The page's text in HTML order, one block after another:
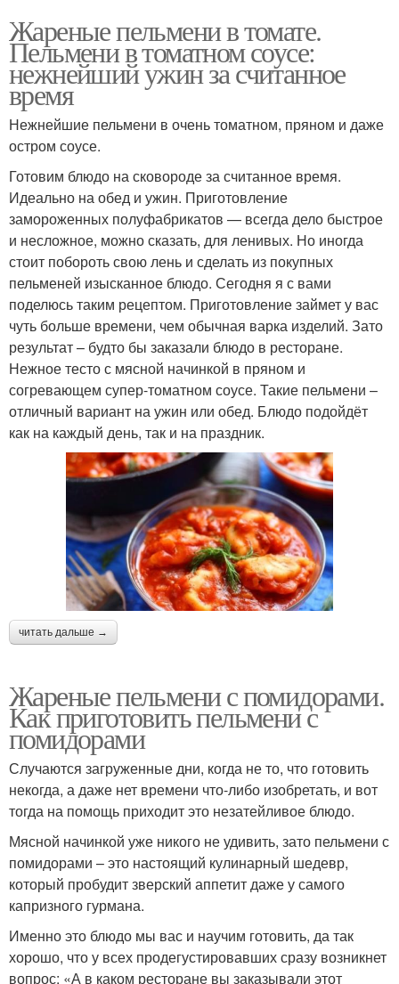
Жареные пельмени в томате.
Пельмени в томатном соусе:
нежнейший ужин за считанное
время
Нежнейшие пельмени в очень томатном, пряном и даже
остром соусе.
Готовим блюдо на сковороде за считанное время.
Идеально на обед и ужин. Приготовление
замороженных полуфабрикатов — всегда дело быстрое
и несложное, можно сказать, для ленивых. Но иногда
стоит побороть свою лень и сделать из покупных
пельменей изысканное блюдо. Сегодня я с вами
поделюсь таким рецептом. Приготовление займет у вас
чуть больше времени, чем обычная варка изделий. Зато
результат – будто бы заказали блюдо в ресторане.
Нежное тесто с мясной начинкой в пряном и
согревающем супер-томатном соусе. Такие пельмени –
отличный вариант на ужин или обед. Блюдо подойдёт
как на каждый день, так и на праздник.
читать дальше →
Жареные пельмени с помидорами.
Как приготовить пельмени с
помидорами
Случаются загруженные дни, когда не то, что готовить
некогда, а даже нет времени что-либо изобретать, и вот
тогда на помощь приходит это незатейливое блюдо.
Мясной начинкой уже никого не удивить, зато пельмени с
помидорами – это настоящий кулинарный шедевр,
который пробудит зверский аппетит даже у самого
капризного гурмана.
Именно это блюдо мы вас и научим готовить, да так
хорошо, что у всех продегустировавших сразу возникнет
вопрос: «А в каком ресторане вы заказывали этот